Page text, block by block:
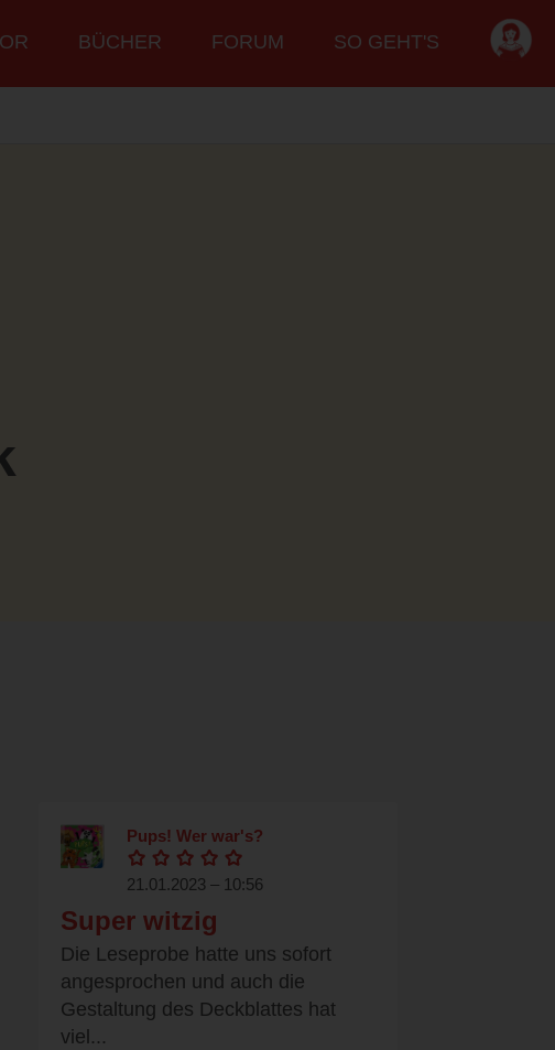
BÜCHER FORUM SO GEHT'S
Pups! Wer war's?
21.01.2023 – 10:56
Super witzig
Die Leseprobe hatte uns sofort
angesprochen und auch die
Gestaltung des Deckblattes hat
viel...